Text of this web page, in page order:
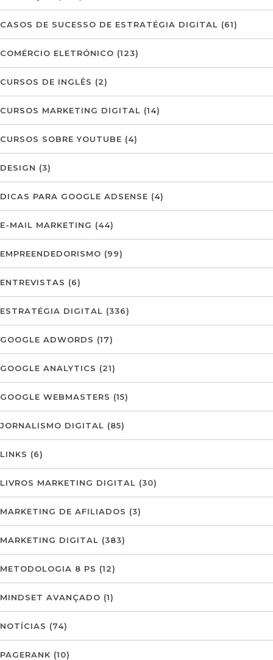
CASOS DE SUCESSO DE ESTRATÉGIA DIGITAL (61)
COMÉRCIO ELETRÓNICO (123)
CURSOS DE INGLÊS (2)
CURSOS MARKETING DIGITAL (14)
CURSOS SOBRE YOUTUBE (4)
DESIGN (3)
DICAS PARA GOOGLE ADSENSE (4)
E-MAIL MARKETING (44)
EMPREENDEDORISMO (99)
ENTREVISTAS (6)
ESTRATÉGIA DIGITAL (336)
GOOGLE ADWORDS (17)
GOOGLE ANALYTICS (21)
GOOGLE WEBMASTERS (15)
JORNALISMO DIGITAL (85)
LINKS (6)
LIVROS MARKETING DIGITAL (30)
MARKETING DE AFILIADOS (3)
MARKETING DIGITAL (383)
METODOLOGIA 8 PS (12)
MINDSET AVANÇADO (1)
NOTÍCIAS (74)
PAGERANK (10)